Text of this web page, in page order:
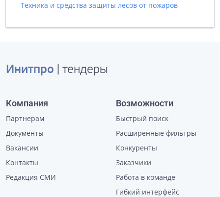
Техника и средства защиты лесов от пожаров
Инитпро | тендеры
Компания
Партнерам
Документы
Вакансии
Контакты
Редакция СМИ
Возможности
Быстрый поиск
Расширенные фильтры
Конкуренты
Заказчики
Работа в команде
Гибкий интерфейс